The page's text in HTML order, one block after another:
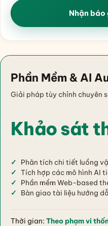
Nhận
Phần Mềm & AI
Giải pháp tùy chỉnh chuyên
Khảo sát
Phân tích chi tiết luồng
Tích hợp các mô hình AI
Phần mềm Web-based
Bàn giao tài liệu hướng
Thời gian: Theo phạm vi